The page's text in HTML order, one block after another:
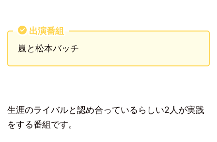
出演番組
嵐と松本バッチ
生涯のライバルと認め合っているらしい2人が実践
をする番組です。